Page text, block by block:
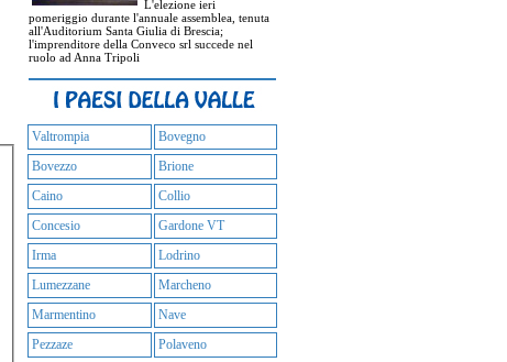
L'elezione ieri
pomeriggio durante l'annuale assemblea, tenuta
all'Auditorium Santa Giulia di Brescia;
l'imprenditore della Conveco srl succede nel
ruolo ad Anna Tripoli
Valtrompia
Bovegno
Bovezzo
Brione
Caino
Collio
Concesio
Gardone VT
Irma
Lodrino
Lumezzane
Marcheno
Marmentino
Nave
Pezzaze
Polaveno